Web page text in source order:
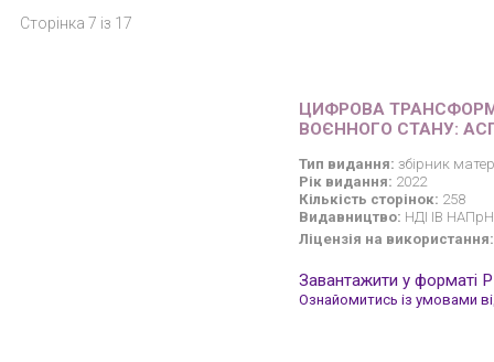
Сторінка 7 із 17
ЦИФРОВА
ВОЄННОГО СТАНУ:
Тип видання: збірник
Рік видання: 2022
Кількість сторінок: 258
Видавництво: НДІ ІВ
Ліцензія на використання:
Завантажити у форматі
Ознайомитись із умовами